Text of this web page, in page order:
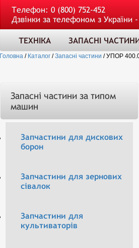
Телефон: 0 (800) 752-452
Дзвінки за телефоном з України
ТЕХНІКА ЗАПАСНІ
Головна / Каталог /Запасні частини /УПОР
Запасні частини за типом
машин
Запчастини для дискових
борон
Запчастини для зернових
сівалок
Запчастини для
культиваторів